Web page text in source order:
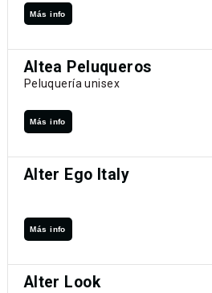
Más info
Altea Peluqueros
Peluquería unisex
Más info
Alter Ego Italy
Más info
Alter Look